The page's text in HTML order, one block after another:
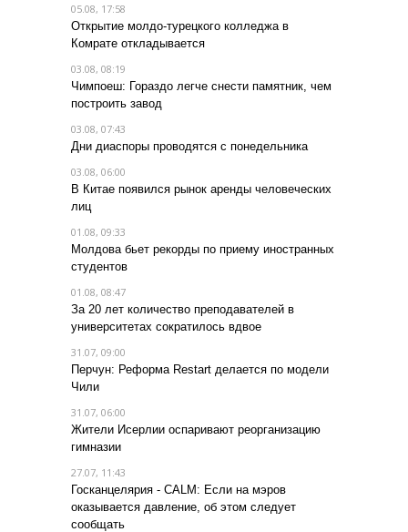
05.08, 17:58
Открытие молдо-турецкого колледжа в
Комрате откладывается
03.08, 08:19
Чимпоеш: Гораздо легче снести памятник, чем
построить завод
03.08, 07:43
Дни диаспоры проводятся с понедельника
03.08, 06:00
В Китае появился рынок аренды человеческих
лиц
01.08, 09:33
Молдова бьет рекорды по приему иностранных
студентов
01.08, 08:47
За 20 лет количество преподавателей в
университетах сократилось вдвое
31.07, 09:00
Перчун: Реформа Restart делается по модели
Чили
31.07, 06:00
Жители Исерлии оспаривают реорганизацию
гимназии
27.07, 11:43
Госканцелярия - CALM: Если на мэров
оказывается давление, об этом следует
сообщать